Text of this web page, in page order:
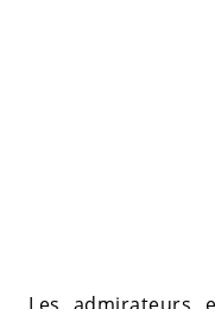
Les admirateurs